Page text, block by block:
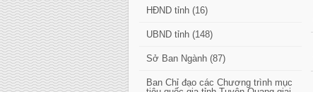
HĐND tỉnh (16)
UBND tỉnh (148)
Sở Ban Ngành (87)
Ban Chỉ đạo các Chương trình mục